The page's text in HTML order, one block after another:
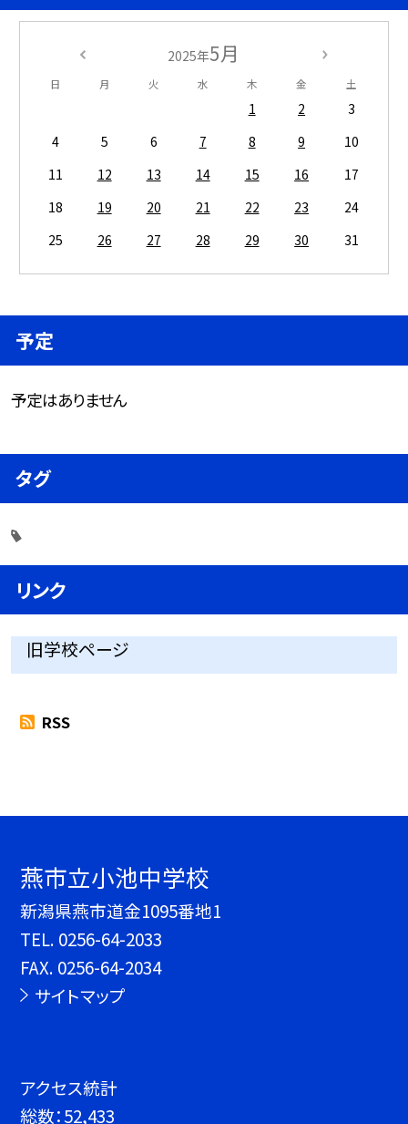
2025年5月
日 月 火 水 木 金 土
1 2
3
4
5 6 7 8 9
10
11
12 13 14 15 16
17
18
19 20 21 22 23
24
25
26 27 28 29 30 31
予定
予定はありません
タグ
リンク
旧学校ページ
RSS
燕市立小池中学校
新潟県燕市道金1095番地1
TEL. 0256-64-2033
FAX. 0256-64-2034
サイトマップ
アクセス統計
総数：52,433